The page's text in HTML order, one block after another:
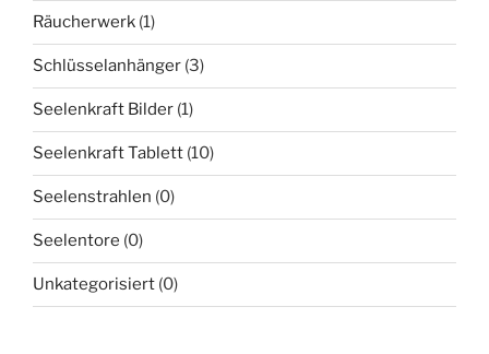
Räucherwerk (1)
Schlüsselanhänger (3)
Seelenkraft Bilder (1)
Seelenkraft Tablett (10)
Seelenstrahlen (0)
Seelentore (0)
Unkategorisiert (0)